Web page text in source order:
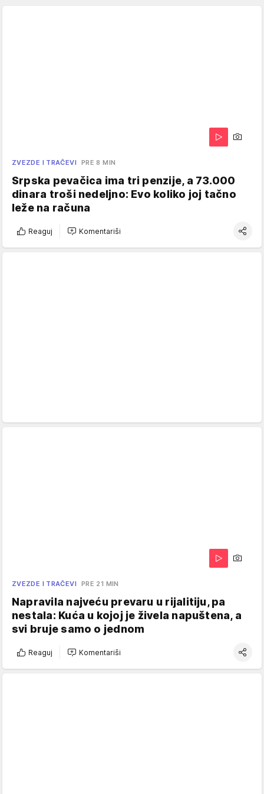
ZVEZDE I TRAČEVI PRE 8 MIN
Srpska pevačica ima tri penzije, a 73.000
dinara troši nedeljno: Evo koliko joj tačno
leže na računa
Reaguj Komentariši
ZVEZDE I TRAČEVI PRE 21 MIN
Napravila najveću prevaru u rijalitiju, pa
nestala: Kuća u kojoj je živela napuštena, a
svi bruje samo o jednom
Reaguj Komentariši